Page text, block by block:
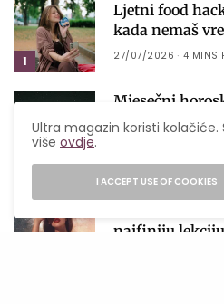
1
Ljetni food
kada nemaš
27/07/2026 4 MINS
Mjesečni
obilježiće
donosi velike
05/08/2026 28
Venera ulazi u
najfiniju
Ultra magazin koristi kolačiće.
višeovdje.
I ACCEPT USE OF COOKIES